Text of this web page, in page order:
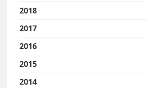
2018
2017
2016
2015
2014